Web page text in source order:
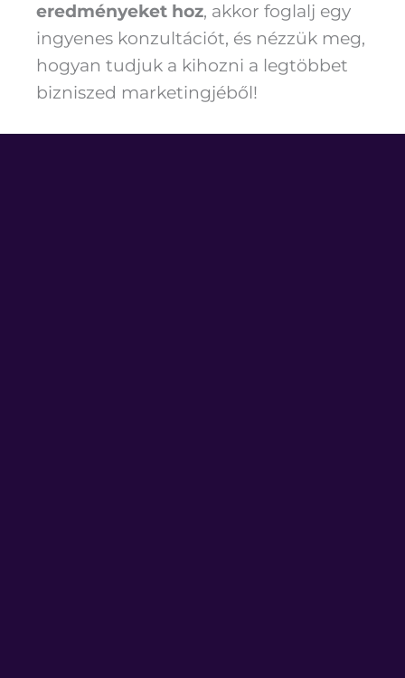
eredményeket hoz, akkor foglalj egy
ingyenes konzultációt, és nézzük meg,
hogyan tudjuk a kihozni a legtöbbet
bizniszed marketingjéből!